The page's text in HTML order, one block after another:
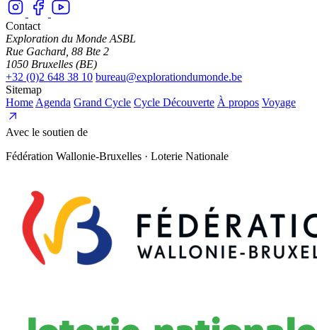
Contact
Exploration du Monde ASBL
Rue Gachard, 88 Bte 2
1050 Bruxelles (BE)
+32 (0)2 648 38 10 bureau@explorationdumonde.be
Sitemap
Home Agenda Grand Cycle Cycle Découverte À propos Voyage
Avec le soutien de
Fédération Wallonie-Bruxelles · Loterie Nationale